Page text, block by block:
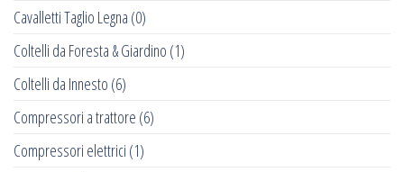
Cavalletti Taglio Legna (0)
Coltelli da Foresta & Giardino (1)
Coltelli da Innesto (6)
Compressori a trattore (6)
Compressori elettrici (1)